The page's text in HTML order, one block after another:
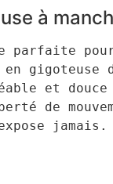
à
parfaite
en
et
de
jamais.